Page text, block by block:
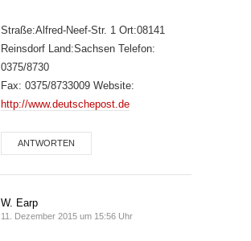
Straße:Alfred-Neef-Str. 1 Ort:08141
Reinsdorf Land:Sachsen Telefon:
0375/8730
Fax: 0375/8733009 Website:
http://www.deutschepost.de
ANTWORTEN
W. Earp
11. Dezember 2015 um 15:56 Uhr